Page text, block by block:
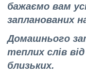
бажаємо вам
запланованих
Домашнього
теплих слів
близьких.